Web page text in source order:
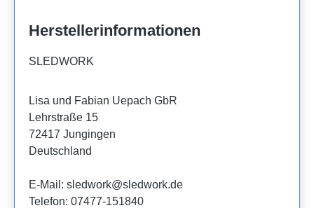
Herstellerinformationen
SLEDWORK
Lisa und Fabian Uepach GbR
Lehrstraße 15
72417 Jungingen
Deutschland
E-Mail: sledwork@sledwork.de
Telefon: 07477-151840